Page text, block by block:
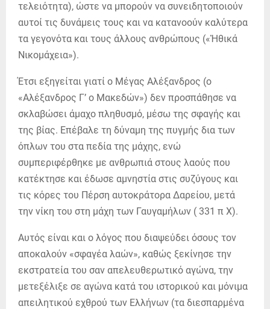
τελειότητα), ώστε να μπορούν να συνειδητοποιούν
αυτοί τις δυνάμεις τους και να κατανοούν καλύτερα
τα γεγονότα και τους άλλους ανθρώπους («Ἠθικά
Νικομάχεια»).
Έτσι εξηγείται γιατί ο Μέγας Αλέξανδρος (ο
«Αλέξανδρος Γ’ ο Μακεδών») δεν προσπάθησε να
σκλαβώσει άμαχο πληθυσμό, μέσω της σφαγής και
της βίας. Επέβαλε τη δύναμη της πυγμής δια των
όπλων του στα πεδία της μάχης, ενώ
συμπεριφέρθηκε με ανθρωπιά στους λαούς που
κατέκτησε και έδωσε αμνηστία στις συζύγους και
τις κόρες του Πέρση αυτοκράτορα Δαρείου, μετά
την νίκη του στη μάχη των Γαυγαμήλων ( 331 π Χ).
Αυτός είναι και ο λόγος που διαψεύδει όσους τον
αποκαλούν «σφαγέα λαών», καθώς ξεκίνησε την
εκστρατεία του σαν απελευθερωτικό αγώνα, την
μετεξέλιξε σε αγώνα κατά του ιστορικού και μόνιμα
απειλητικού εχθρού των Ελλήνων (τα διεσπαρμένα